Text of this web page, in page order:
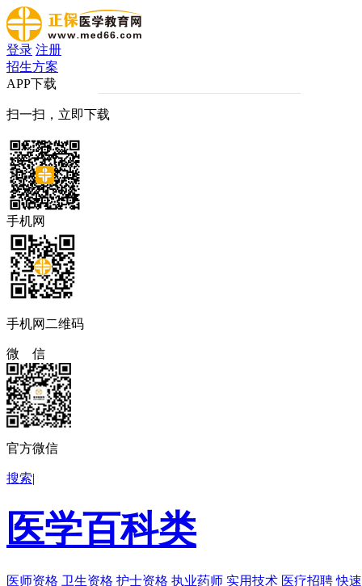
登录 注册
招生方案
APP下载
扫一扫，立即下载
手机网
手机网二维码
微 信
官方微信
搜索|
医学百科类
医师资格 卫生资格 护士资格 执业药师 实用技术 医疗招聘 快